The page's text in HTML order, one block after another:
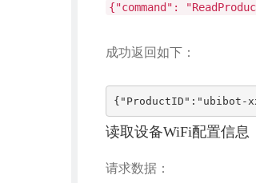
{"command":
成功返回如下：
{"ProductID":"ubibot-
读取设备WiFi配置信息
请求数据：